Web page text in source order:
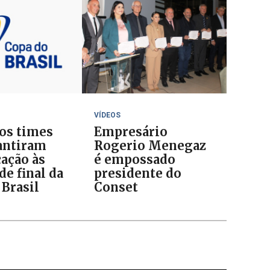
times
às
final da
Brasil
VÍDEOS
Empresário
Rogerio Menegaz
é empossado
presidente do
Conset